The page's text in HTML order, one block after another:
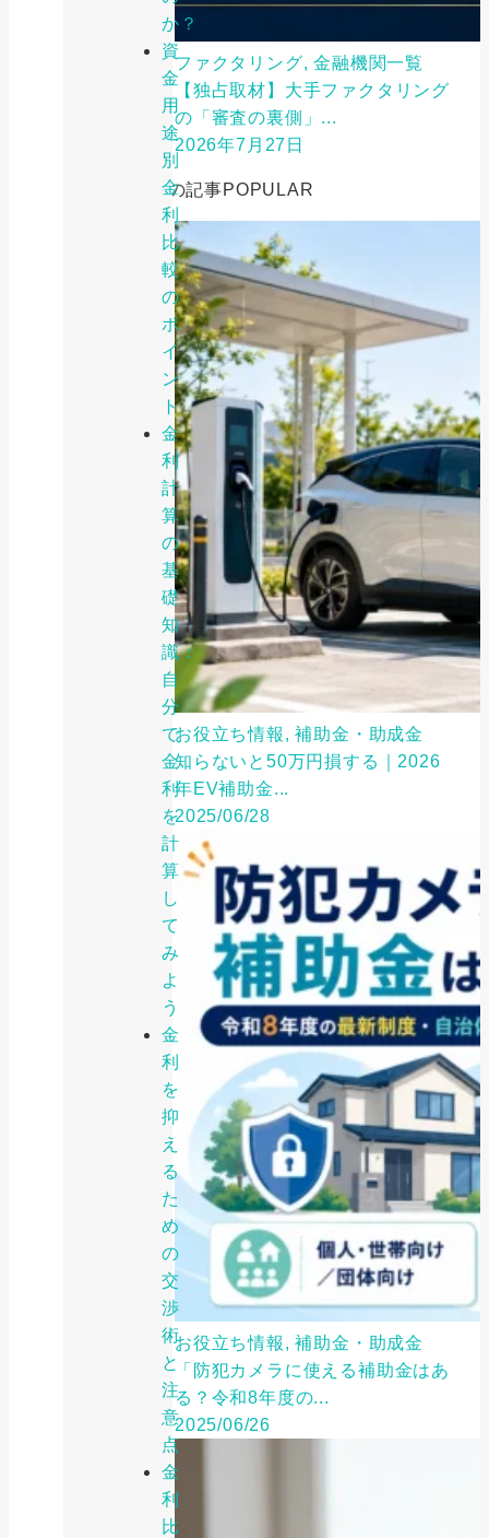
か？
資
金
用
途
別
金
利
比
較
の
ポ
イ
ン
ト
金
利
計
算
の
基
礎
知
識：
自
分
で
金
利
を
計
算
し
て
み
よ
う
金
利
を
抑
え
る
た
め
の
交
渉
術
と
注
意
点
金
利
比
ファクタリング, 金融機関一覧
【独占取材】大手ファクタリング
の「審査の裏側」...
2026年7月27日
人気の記事POPULAR
お役立ち情報, 補助金・助成金
知らないと50万円損する｜2026
年EV補助金...
2025/06/28
お役立ち情報, 補助金・助成金
「防犯カメラに使える補助金はあ
る？令和8年度の...
2025/06/26